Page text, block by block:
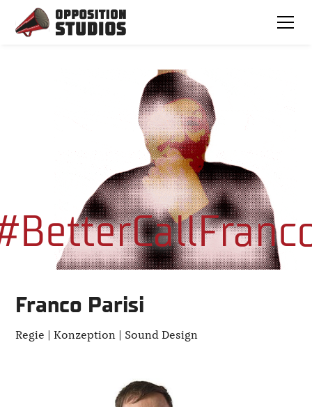
Franco Parisi
Regie | Konzeption | Sound Design